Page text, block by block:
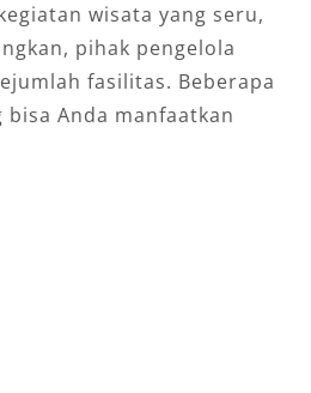
wisata yang seru,
pihak pengelola
fasilitas. Beberapa
Anda manfaatkan